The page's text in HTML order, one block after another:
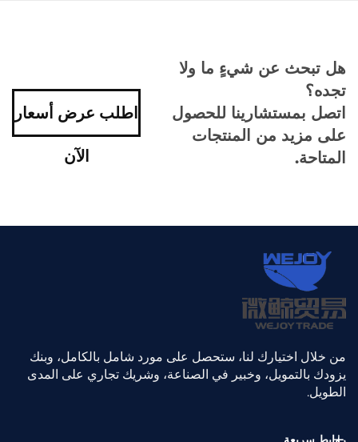
هل تبحث عن شيءٍ ما ولا
تجده؟
اتصل بمستشارينا للحصول
على مزيد من المنتجات
المتاحة.
اطلب عرض أسعار
الآن
من خلال اختيارك لنا، ستحصل على مورد شامل بالكامل، وبنك
يزودك بالتمويل، وخبير في الصناعة، وشريك تجاري على المدى
الطويل.